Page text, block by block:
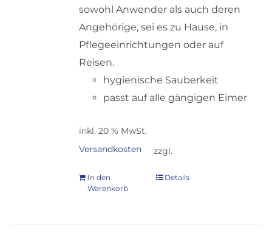
sowohl Anwender als auch deren
Angehörige, sei es zu Hause, in
Pflegeeinrichtungen oder auf
Reisen.
hygienische Sauberkeit
passt auf alle gängigen Eimer
inkl. 20 % MwSt.
zzgl.
Versandkosten
In den
Warenkorb
Details